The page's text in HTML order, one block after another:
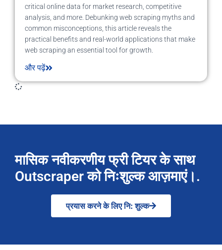
critical online data for market research, competitive
analysis, and more. Debunking web scraping myths and
common misconceptions, this article reveals the
practical benefits and real-world applications that make
web scraping an essential tool for growth.
और पढ़ें
मासिक नवीकरणीय फ्री टियर के साथ
Outscraper को निःशुल्क आज़माएं।.
प्रयास करने के लिए नि: शुल्क